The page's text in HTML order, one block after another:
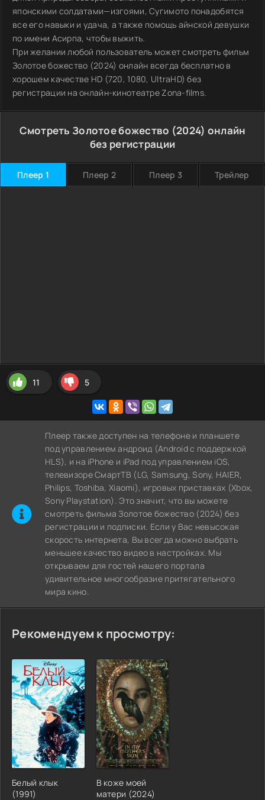
японскими солдатами—изгоями, Сугимото понадобятся
все его навыки и удача, а также помощь айнской девушки
по имени Асирпа, чтобы выжить.
При желании любой пользователь может смотреть фильм
Золотое божество (2024) онлайн всегда бесплатно в
хорошем качестве HD (720, 1080, UltraHD) без
регистрации на онлайн-кинотеатре Zona-films.
Смотреть Золотое божество (2024) онлайн
без регистрации
Плеер 1 Плеер 2 Плеер 3 Трейлер
11 5
Плеер также доступен на телефоне и планшете
под управлением андроид (Android с поддержкой
HLS), и на iPhone и iPad под управлением iOS,
телевизоре СмартТВ (LG, Samsung, Sony, HAIER,
Philips, Toshiba, Xiaomi), игровых приставках (Xbox,
Sony Playstation). Это значит, что вы можете
cмотреть фильма Золотое божество (2024) без
регистрации и подписки. Если у Вас невысокая
скорость интернета, Вы всегда можно выбрать
меньшее качество видео в настройках. Мы
открываем для гостей нашего портала
удивительное многообразие притягательного
мира кино.
Рекомендуем к просмотру:
Белый клык
(1991)
В коже моей
матери (2024)